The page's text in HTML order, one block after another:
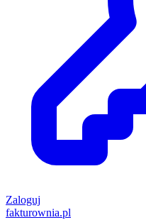
Zaloguj
fakturownia.pl